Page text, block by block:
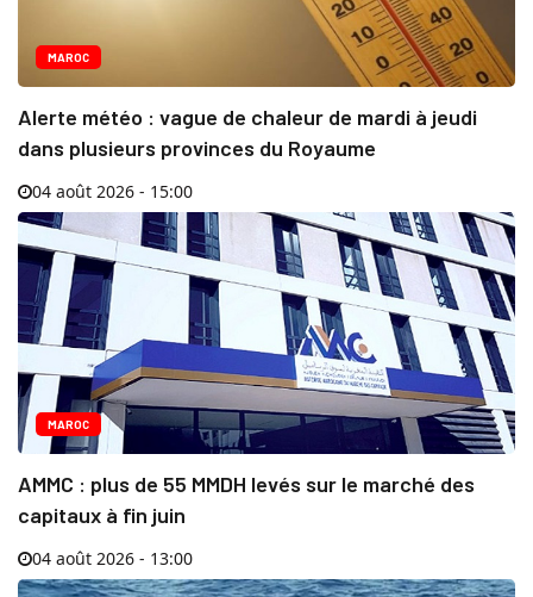
MAROC
Alerte météo : vague de chaleur de mardi à jeudi
dans plusieurs provinces du Royaume
04 août 2026 - 15:00
MAROC
AMMC : plus de 55 MMDH levés sur le marché des
capitaux à fin juin
04 août 2026 - 13:00